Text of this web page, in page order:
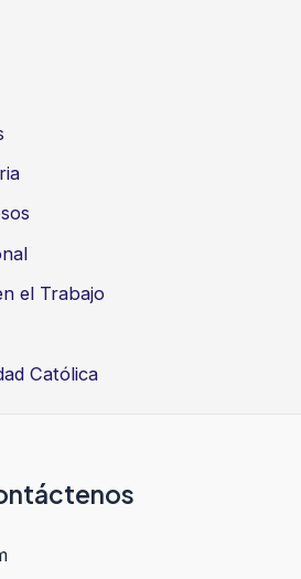
el Trabajo
Católica